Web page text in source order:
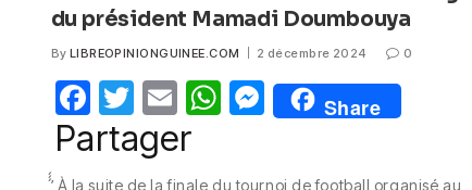
du président Mamadi Doumbouya
By LIBREOPINIONGUINEE.COM 2 décembre 2024 0
F
a
T
w
itt
E
m
W M
e
Share
Partager
’́́́ À la suite de la finale du tournoi de football organisé au